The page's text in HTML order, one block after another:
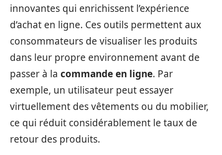
innovantes qui enrichissent l’expérience
d’achat en ligne. Ces outils permettent aux
consommateurs de visualiser les produits
dans leur propre environnement avant de
passer à la commande en ligne. Par
exemple, un utilisateur peut essayer
virtuellement des vêtements ou du mobilier,
ce qui réduit considérablement le taux de
retour des produits.